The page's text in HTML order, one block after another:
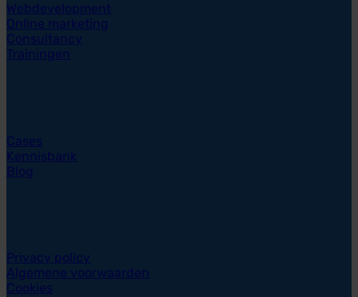
Webdevelopment
Online marketing
Consultancy
Trainingen
Cases
Kennisbank
Blog
Privacy policy
Algemene voorwaarden
Cookies